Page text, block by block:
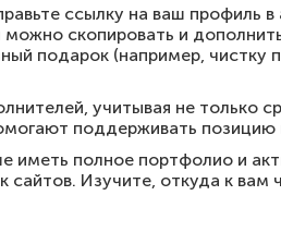
ссылку на ваш профиль в
скопировать и
подарок (например, чистку
учитывая не только
поддерживать позицию
иметь полное портфолио и
сайтов. Изучите, откуда к вам